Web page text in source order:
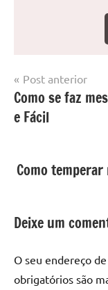
Marcado
com
mesa
Mesa
epoxi
mesa
madeira,
Mesa
Mesa
resinada
Navegação
de
Post
Post anterior
Como se faz
e Fácil
Como temperar
Deixe um
O seu endereço
obrigatórios são